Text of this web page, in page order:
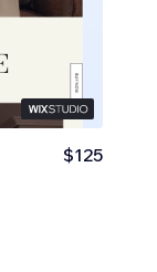
$125